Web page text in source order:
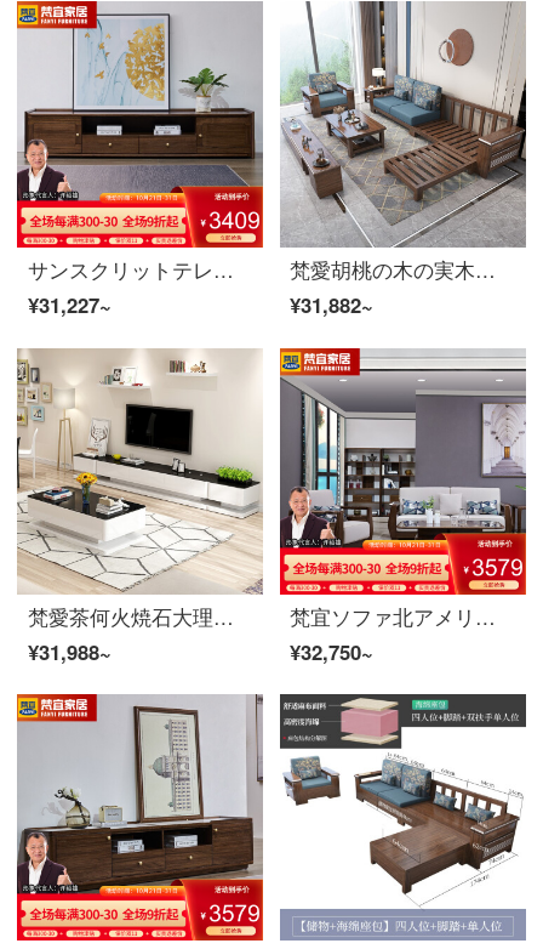
サンスクリットテレビキャビネット北米のブラック胡桃の木の実木テレビキャビネットアメリカのテレビキャビネットのリビングキャビネットのキャビネットの映画とテレビのキャビネット北米の黒い胡桃の木のテレビキャビネット8 K 03
¥31,227~
梵愛胡桃の木の実木のソファー現代中国式客間の実木の布芸の組み合わせソファーのゴムシートの包み-4人の位+足を踏みます+6801茶何胡桃の木のソファー
¥31,882~
梵愛茶何火焼石大理石焼き漆三種類の茶何テレビの箱は簡単に現代多機能のものを保管します。茶何テレビの箱と応接間の家具のお茶を組み合わせます。
¥31,988~
梵宜ソファ北アメリカ黒胡桃の木の実木ソファ1+2+3セットの布芸単双三人のソファーの大きさと部屋型のアメリカンソファを簡単に予約します。8 W 05シングルルームは北アメリカの黒胡桃の木です。
¥32,750~